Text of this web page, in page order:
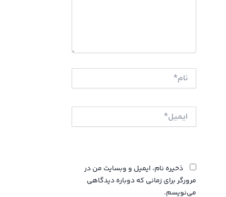
نام*
ایمیل*
ذخیره نام، ایمیل و وبسایت من در
مرورگر برای زمانی که دوباره دیدگاهی
می‌نویسم.